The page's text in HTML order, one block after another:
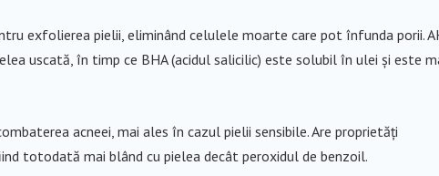
exfolierea pielii, eliminând celulele moarte care pot înfunda porii.
uscată, în timp ce BHA (acidul salicilic) este solubil în ulei și este
acneei, mai ales în cazul pielii sensibile. Are proprietăți
totodată mai blând cu pielea decât peroxidul de benzoil.